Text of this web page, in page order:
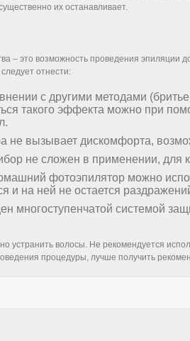
их останавливает.
– это возможность проведения
отнести:
с другими методами
такого эффекта можно при
не вызывает дискомфорта,
не сложен в применении,
фотоэпилятор можно
и на ней не остается
многоступенчатой системой
устранить волосы. Не рекомендуется
процедуры, лучше получить